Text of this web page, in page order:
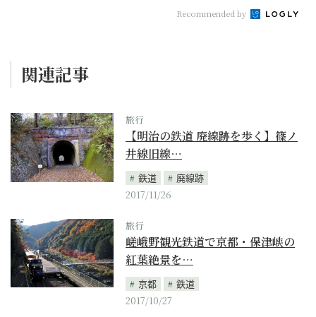
Recommended by
関連記事
旅行
【明治の鉄道 廃線跡を歩く】篠ノ
井線旧線…
鉄道
廃線跡
2017/11/26
旅行
嵯峨野観光鉄道で京都・保津峡の
紅葉絶景を…
京都
鉄道
2017/10/27